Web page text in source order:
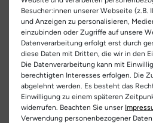
Nappaleder
- der praktische
An- und Ausziehen
- an kalten Tagen ist der
Innenfutter unentbehrlich
- die Einlegesohle kann
Größenbestimmung
Artikel-ID:
Artikel-Nr.:
Schuhart:
Bezeichnung:
Obermaterial:
EU Verantwortlicher
Falc Spa
C.da San Domenico 24, 62012
Italia
00390733790790
Hersteller
Naturino
Teilen
Besucher:innen unserer Webseite (z.B.
und Anzeigen zu personalisieren,
einzubinden oder Zugriffe auf unsere
Datenverarbeitung erfolgt erst durch
diese Daten mit Dritten, die wir in den
Die Datenverarbeitung kann mit
berechtigten Interesses erfolgen. Die
abgelehnt werden. Es besteht das
Einwilligung zu einem späteren
widerrufen. Beachten Sie unser
Verwendung personenbezogener